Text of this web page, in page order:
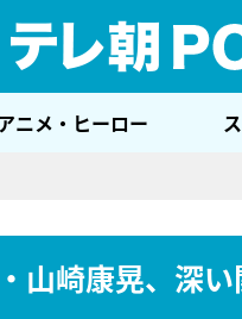
ニメ・ヒーロー
山崎康晃、深